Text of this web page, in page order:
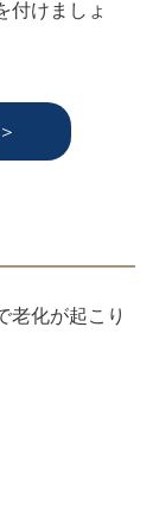
付けましょ
老化が起こり